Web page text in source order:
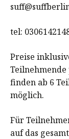
tel:
Preise
finden ab 6
möglich.
Für
auf das